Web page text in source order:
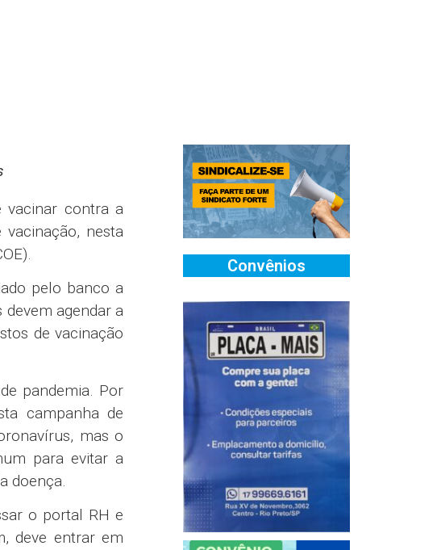
vacinar contra a
nesta
pelo banco a
agendar a
de vacinação
pandemia. Por
campanha de
mas o
para evitar a
doença.
o portal RH e
deve entrar em
Convênios